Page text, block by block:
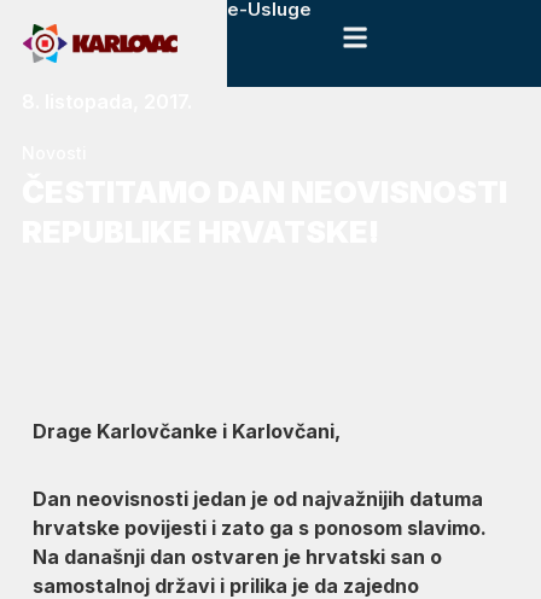
e-Usluge
Drage Karlovčanke i Karlovčani,
Dan neovisnosti jedan je od najvažnijih datuma
hrvatske povijesti i zato ga s ponosom slavimo.
Na današnji dan ostvaren je hrvatski san o
samostalnoj državi i prilika je da zajedno